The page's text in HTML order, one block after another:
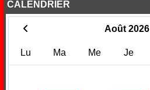
CALENDRIER
Août 2026
Lu Ma Me Je